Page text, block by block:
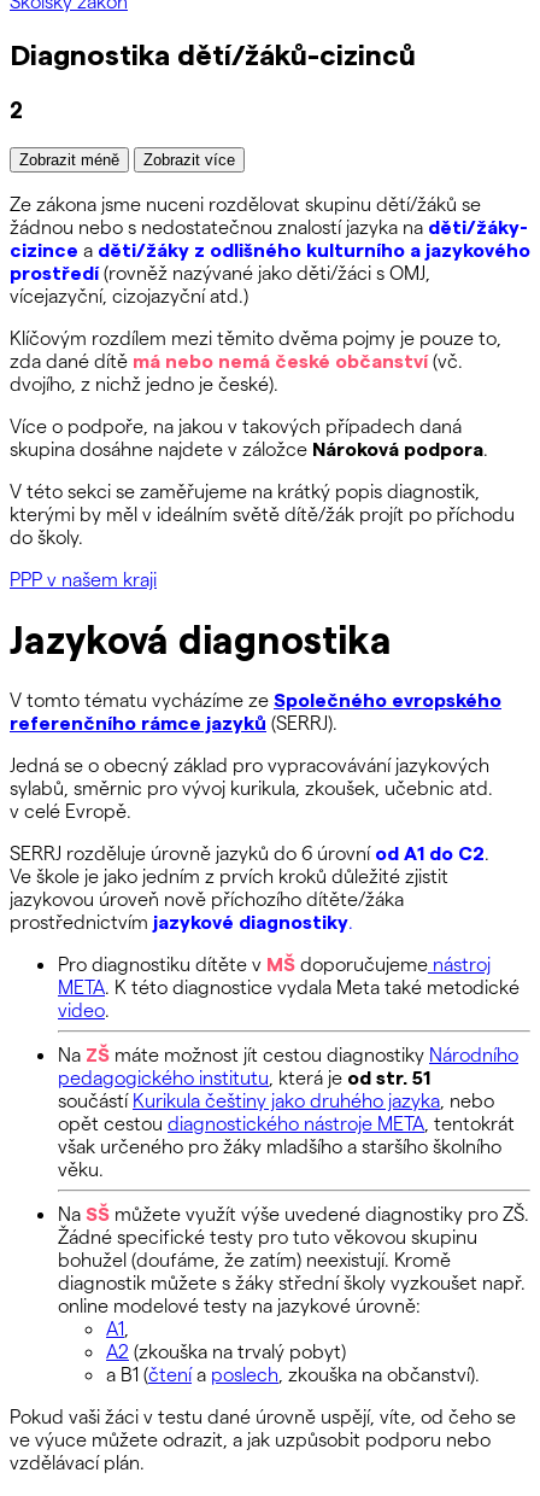
Diagnostika dětí/žáků-cizinců
2
Zobrazit méně Zobrazit více
Ze zákona jsme nuceni rozdělovat skupinu dětí/žáků se
žádnou nebo s nedostatečnou znalostí jazyka na děti/žáky-
cizince a děti/žáky z odlišného kulturního a jazykového
prostředí(rovněž nazývané jako děti/žáci s OMJ,
vícejazyční, cizojazyční atd.)
Klíčovým rozdílem mezi těmito dvěma pojmy je pouze to,
zda dané dítě má nebo nemá české občanství(vč.
dvojího, z nichž jedno je české).
Více o podpoře, na jakou v takových případech daná
skupina dosáhne najdete v záložce Nároková podpora.
V této sekci se zaměřujeme na krátký popis diagnostik,
kterými by měl v ideálním světě dítě/žák projít po příchodu
do školy.
PPP v našem kraji
Jazyková diagnostika
V tomto tématu vycházíme ze Společného evropského
referenčního rámce jazyků (SERRJ).
Jedná se o obecný základ pro vypracovávání jazykových
sylabů, směrnic pro vývoj kurikula, zkoušek, učebnic atd.
v celé Evropě.
SERRJ rozděluje úrovně jazyků do 6 úrovní od A1 do C2.
Ve škole je jako jedním z prvích kroků důležité zjistit
jazykovou úroveň nově příchozího dítěte/žáka
prostřednictvím jazykové diagnostiky.
Pro diagnostiku dítěte v MŠ doporučujeme nástroj
META. K této diagnostice vydala Meta také metodické
video.
Na ZŠ máte možnost jít cestou diagnostiky Národního
pedagogického institutu , která je od str. 51
součástí Kurikula češtiny jako druhého jazyka , nebo
opět cestou diagnostického nástroje META , tentokrát
však určeného pro žáky mladšího a staršího školního
věku.
Na SŠ můžete využít výše uvedené diagnostiky pro ZŠ.
Žádné specifické testy pro tuto věkovou skupinu
bohužel (doufáme, že zatím) neexistují. Kromě
diagnostik můžete s žáky střední školy vyzkoušet např.
online modelové testy na jazykové úrovně:
A1
A2 (zkouška na trvalý pobyt)
a B1 (čtenía poslech , zkouška na občanství).
Pokud vaši žáci v testu dané úrovně uspějí, víte, od čeho se
ve výuce můžete odrazit, a jak uzpůsobit podporu nebo
vzdělávací plán.